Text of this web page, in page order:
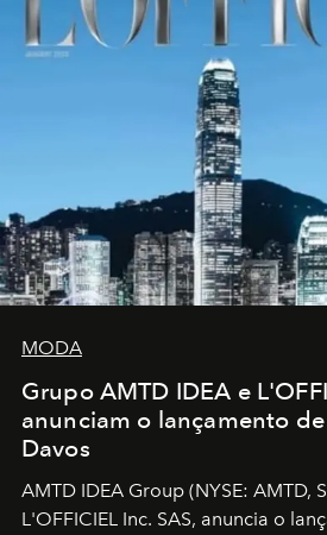
MODA
Grupo AMTD IDEA e
anunciam o lançamento de
Davos
AMTD IDEA Group (NYSE: AMTD,
L'OFFICIEL Inc. SAS, anuncia o